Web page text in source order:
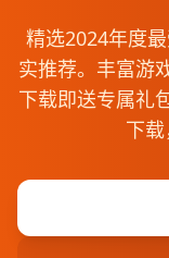
精选2024年度
实推荐。丰富游
下载即送专属礼
下载